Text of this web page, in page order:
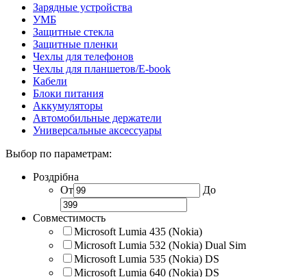
Зарядные устройства
УМБ
Защитные стекла
Защитные пленки
Чехлы для телефонов
Чехлы для планшетов/E-book
Кабели
Блоки питания
Аккумуляторы
Автомобильные держатели
Универсальные аксессуары
Выбор по параметрам:
Роздрібна
От
До
Совместимость
Microsoft Lumia 435 (Nokia)
Microsoft Lumia 532 (Nokia) Dual Sim
Microsoft Lumia 535 (Nokia) DS
Microsoft Lumia 640 (Nokia) DS